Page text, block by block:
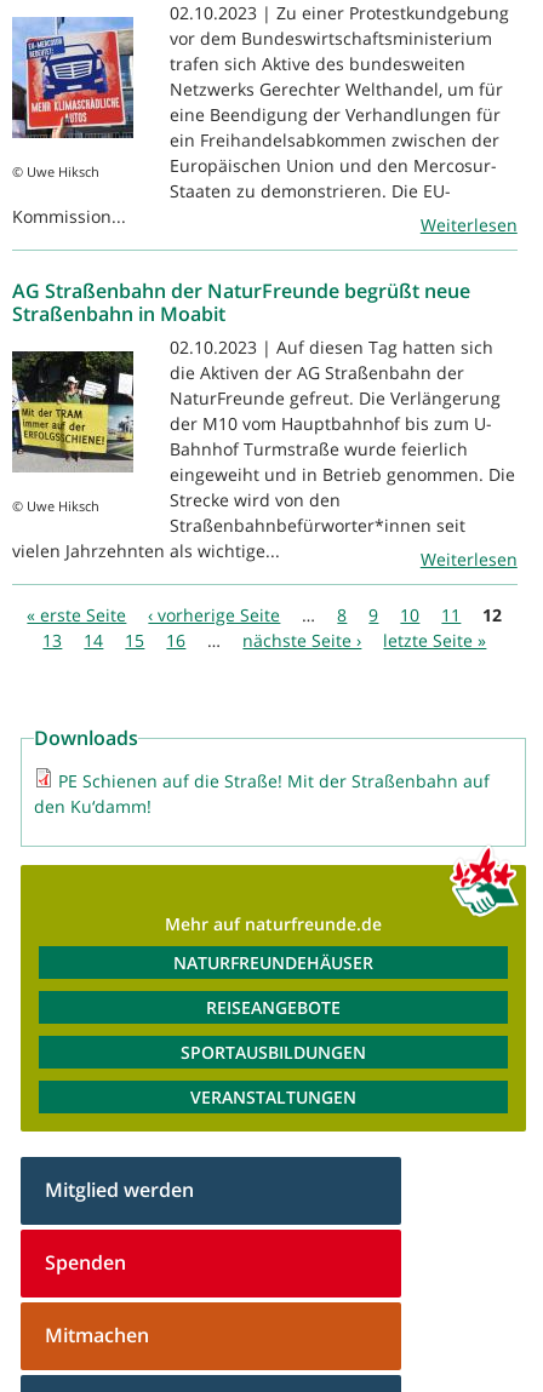
© Uwe Hiksch
02.10.2023 | Zu einer Protestkundgebung
vor dem Bundeswirtschaftsministerium
trafen sich Aktive des bundesweiten
Netzwerks Gerechter Welthandel, um für
eine Beendigung der Verhandlungen für
ein Freihandelsabkommen zwischen der
Europäischen Union und den Mercosur-
Staaten zu demonstrieren. Die EU-
Kommission...
Weiterlesen
AG Straßenbahn der NaturFreunde begrüßt neue
Straßenbahn in Moabit
© Uwe Hiksch
02.10.2023 | Auf diesen Tag hatten sich
die Aktiven der AG Straßenbahn der
NaturFreunde gefreut. Die Verlängerung
der M10 vom Hauptbahnhof bis zum U-
Bahnhof Turmstraße wurde feierlich
eingeweiht und in Betrieb genommen. Die
Strecke wird von den
Straßenbahnbefürworter*innen seit
vielen Jahrzehnten als wichtige...
Weiterlesen
Seiten
« erste Seite ‹ vorherige Seite … 8 9 10 11
12
13
14 15 16 … nächste Seite › letzte Seite »
Downloads
PE Schienen auf die Straße! Mit der Straßenbahn auf
den Ku‘damm!
Mehr auf naturfreunde.de
NATURFREUNDEHÄUSER
REISEANGEBOTE
SPORTAUSBILDUNGEN
VERANSTALTUNGEN
Mitglied werden
Spenden
Mitmachen